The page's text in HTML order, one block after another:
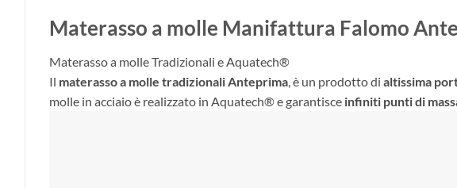
Materasso a molle Manifattura Falomo
Materasso a molle Tradizionali e Aquatech®
Il materasso a molle tradizionali Anteprima, è un prodotto di altissima
molle in acciaio è realizzato in Aquatech® e garantisce infiniti punti di